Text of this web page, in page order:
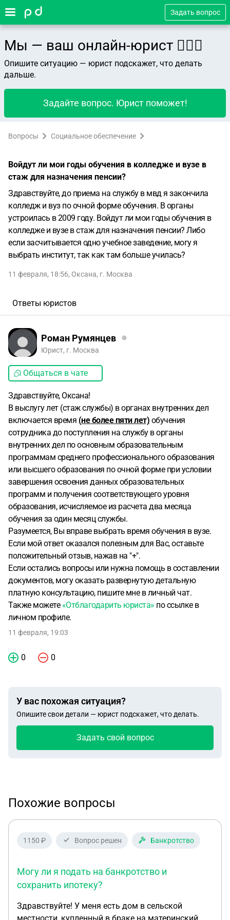
Задать вопрос
Мы — ваш онлайн-юрист 👨🏻‍⚖️
Опишите ситуацию — юрист подскажет, что делать
дальше.
Задайте вопрос. Юрист поможет!
Вопросы Социальное обеспечение
Войдут ли мои годы обучения в колледже и вузе в
стаж для назначения пенсии?
Здравствуйте, до приема на службу в мвд я закончила
колледж и вуз по очной форме обучения. В органы
устроилась в 2009 году. Войдут ли мои годы обучения в
колледже и вузе в стаж для назначения пенсии? Либо
если засчитывается одно учебное заведение, могу я
выбрать институт, так как там больше училась?
11 февраля, 18:56, Оксана, г. Москва
Ответы юристов
Роман Румянцев
Юрист, г. Москва
Общаться в чате
Здравствуйте, Оксана!
В выслугу лет (стаж службы) в органах внутренних дел
включается время (не более пяти лет) обучения
сотрудника до поступления на службу в органы
внутренних дел по основным образовательным
программам среднего профессионального образования
или высшего образования по очной форме при условии
завершения освоения данных образовательных
программ и получения соответствующего уровня
образования, исчисляемое из расчета два месяца
обучения за один месяц службы.
Разумеется, Вы вправе выбрать время обучения в вузе.
Если мой ответ оказался полезным для Вас, оставьте
положительный отзыв, нажав на "+".
Если остались вопросы или нужна помощь в составлении
документов, могу оказать развернутую детальную
платную консультацию, пишите мне в личный чат.
Также можете «Отблагодарить юриста» по ссылке в
личном профиле.
11 февраля, 19:03
0 0
У вас похожая ситуация?
Опишите свои детали — юрист подскажет, что делать.
Задать свой вопрос
Похожие вопросы
1150 ₽ Вопрос решен Банкротство
Могу ли я подать на банкротство и
сохранить ипотеку?
Здравствуйте! У меня есть дом в сельской